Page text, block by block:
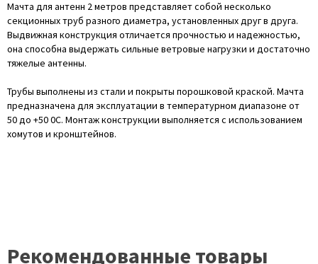
Мачта для антенн 2 метров представляет собой несколько
секционных труб разного диаметра, установленных друг в друга.
Выдвижная конструкция отличается прочностью и надежностью,
она способна выдержать сильные ветровые нагрузки и достаточно
тяжелые антенны.
Трубы выполнены из стали и покрыты порошковой краской. Мачта
предназначена для эксплуатации в температурном диапазоне от
50 до +50 0С. Монтаж конструкции выполняется с использованием
хомутов и кронштейнов.
Рекомендованные товары